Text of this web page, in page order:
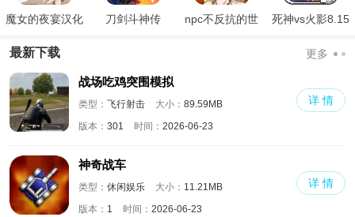
魔女的夜宴汉化
刀剑斗神传
npc不反抗的世
死神vs火影8.15
最新下载 更多
战场吃鸡突围模拟
类型： 飞行射击 大小： 89.59MB
版本： 301 时间： 2026-06-23
详 情
神奇战车
类型： 休闲娱乐 大小： 11.21MB
版本： 1 时间： 2026-06-23
详 情